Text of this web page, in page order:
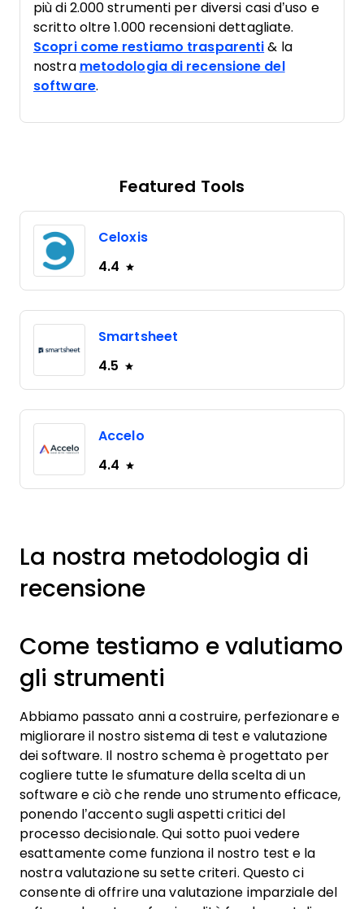
più di 2.000 strumenti per diversi casi d’uso e
scritto oltre 1.000 recensioni dettagliate.
Scopri come restiamo trasparenti & la
nostra metodologia di recensione del
software.
Featured Tools
Celoxis
4.4
Smartsheet
4.5
Accelo
4.4
La nostra metodologia di
recensione
Come testiamo e valutiamo
gli strumenti
Abbiamo passato anni a costruire, perfezionare e
migliorare il nostro sistema di test e valutazione
dei software. Il nostro schema è progettato per
cogliere tutte le sfumature della scelta di un
software e ciò che rende uno strumento efficace,
ponendo l’accento sugli aspetti critici del
processo decisionale. Qui sotto puoi vedere
esattamente come funziona il nostro test e la
nostra valutazione su sette criteri. Questo ci
consente di offrire una valutazione imparziale del